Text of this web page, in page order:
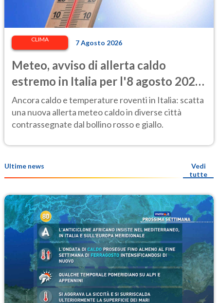
CLIMA 7 Agosto 2026
Meteo, avviso di allerta caldo
estremo in Italia per l'8 agosto 2026:
le città a rischio per il Ministero della
Salute
Ancora caldo e temperature roventi in Italia: scatta
una nuova allerta meteo caldo in diverse città
contrassegnate dal bollino rosso e giallo.
Ultime news
Vedi
tutte